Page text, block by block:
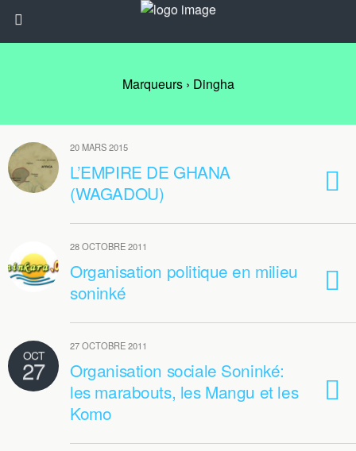
Marqueurs › Dingha
20 MARS 2015
L’EMPIRE DE GHANA
(WAGADOU)
28 OCTOBRE 2011
Organisation politique en milieu
soninké
OCT
27
27 OCTOBRE 2011
Organisation sociale Soninké:
les marabouts, les Mangu et les
Komo